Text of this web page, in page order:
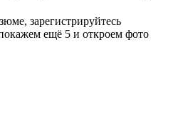
зарегистрируйтесь
ещё 5 и откроем фото